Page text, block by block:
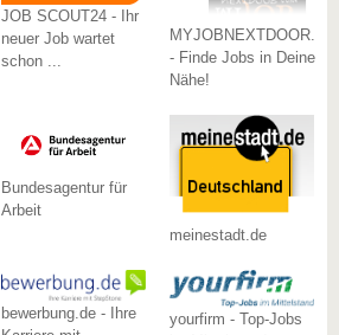
JOB SCOUT24 - Ihr
neuer Job wartet
schon ...
- Finde Jobs in Deiner
Nähe!
Bundesagentur für
Arbeit
meinestadt.de
bewerbung.de - Ihre
yourfirm - Top-Jobs